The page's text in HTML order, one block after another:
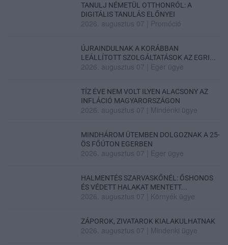
TANULJ NÉMETÜL OTTHONRÓL: A
DIGITÁLIS TANULÁS ELŐNYEI
2026. augusztus 07 Promóció
ÚJRAINDULNAK A KORÁBBAN
LEÁLLÍTOTT SZOLGÁLTATÁSOK AZ EGRI...
2026. augusztus 07 Eger ügye
TÍZ ÉVE NEM VOLT ILYEN ALACSONY AZ
INFLÁCIÓ MAGYARORSZÁGON
2026. augusztus 07 Mindenki ügye
MINDHÁROM ÜTEMBEN DOLGOZNAK A 25-
ÖS FŐÚTON EGERBEN
2026. augusztus 07 Eger ügye
HALMENTÉS SZARVASKŐNÉL: ŐSHONOS
ÉS VÉDETT HALAKAT MENTETT...
2026. augusztus 07 Környék ügye
ZÁPOROK, ZIVATAROK KIALAKULHATNAK
2026. augusztus 07 Mindenki ügye